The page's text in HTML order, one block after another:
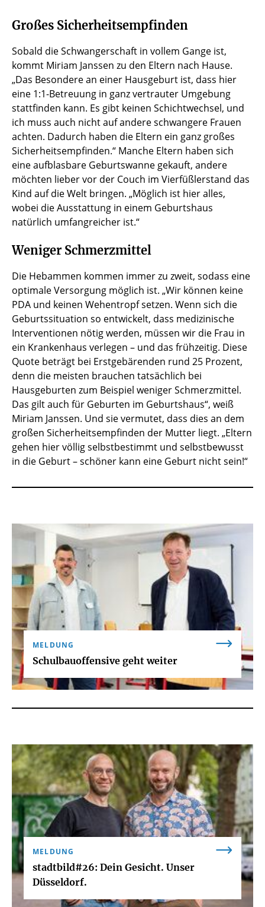
Großes Sicherheitsempfinden
Sobald die Schwangerschaft in vollem Gange ist,
kommt Miriam Janssen zu den Eltern nach Hause.
„Das Besondere an einer Hausgeburt ist, dass hier
eine 1:1-Betreuung in ganz vertrauter Umgebung
stattfinden kann. Es gibt keinen Schichtwechsel, und
ich muss auch nicht auf andere schwangere Frauen
achten. Dadurch haben die Eltern ein ganz großes
Sicherheitsempfinden.“ Manche Eltern haben sich
eine aufblasbare Geburtswanne gekauft, andere
möchten lieber vor der Couch im Vierfüßlerstand das
Kind auf die Welt bringen. „Möglich ist hier alles,
wobei die Ausstattung in einem Geburtshaus
natürlich umfangreicher ist.“
Weniger Schmerzmittel
Die Hebammen kommen immer zu zweit, sodass eine
optimale Versorgung möglich ist. „Wir können keine
PDA und keinen Wehentropf setzen. Wenn sich die
Geburtssituation so entwickelt, dass medizinische
Interventionen nötig werden, müssen wir die Frau in
ein Krankenhaus verlegen – und das frühzeitig. Diese
Quote beträgt bei Erstgebärenden rund 25 Prozent,
denn die meisten brauchen tatsächlich bei
Hausgeburten zum Beispiel weniger Schmerzmittel.
Das gilt auch für Geburten im Geburtshaus“, weiß
Miriam Janssen. Und sie vermutet, dass dies an dem
großen Sicherheitsempfinden der Mutter liegt. „Eltern
gehen hier völlig selbstbestimmt und selbstbewusst
in die Geburt – schöner kann eine Geburt nicht sein!“
MELDUNG
Schulbauoffensive geht weiter
MELDUNG
stadtbild#26: Dein Gesicht. Unser
Düsseldorf.